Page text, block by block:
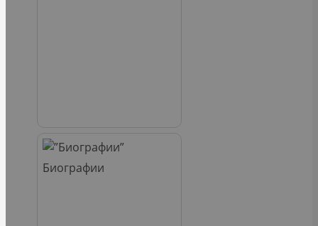
Биографии